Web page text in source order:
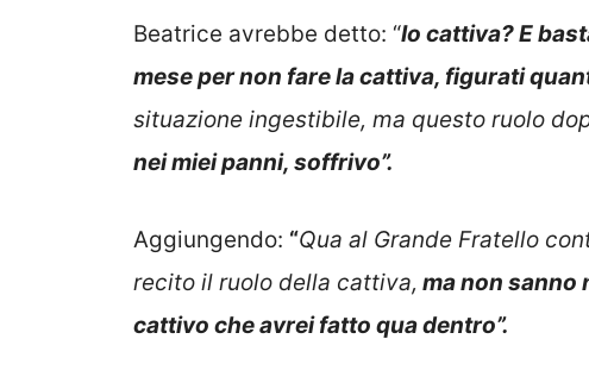
Beatrice avrebbe detto: “Io cattiva? E
mese per non fare la cattiva, figurati
situazione ingestibile, ma questo ruolo
nei miei panni, soffrivo”.
Aggiungendo: “Qua al Grande Fratello
recito il ruolo della cattiva, ma non sanno
cattivo che avrei fatto qua dentro”.